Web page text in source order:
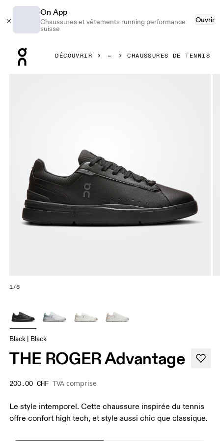
On App
Chaussures et vêtements running performance
suisse
Ouvrir
DÉCOUVRIR CHAUSSURES DE TENNIS
1/6
Black | Black
THE ROGER Advantage
200.00 CHF TVA comprise
Le style intemporel. Cette chaussure inspirée du tennis
offre confort high tech, et style aussi chic que classique.